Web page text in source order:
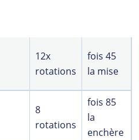
12x
rotations
fois 45
la mise
8
rotations
fois 85
la
enchère